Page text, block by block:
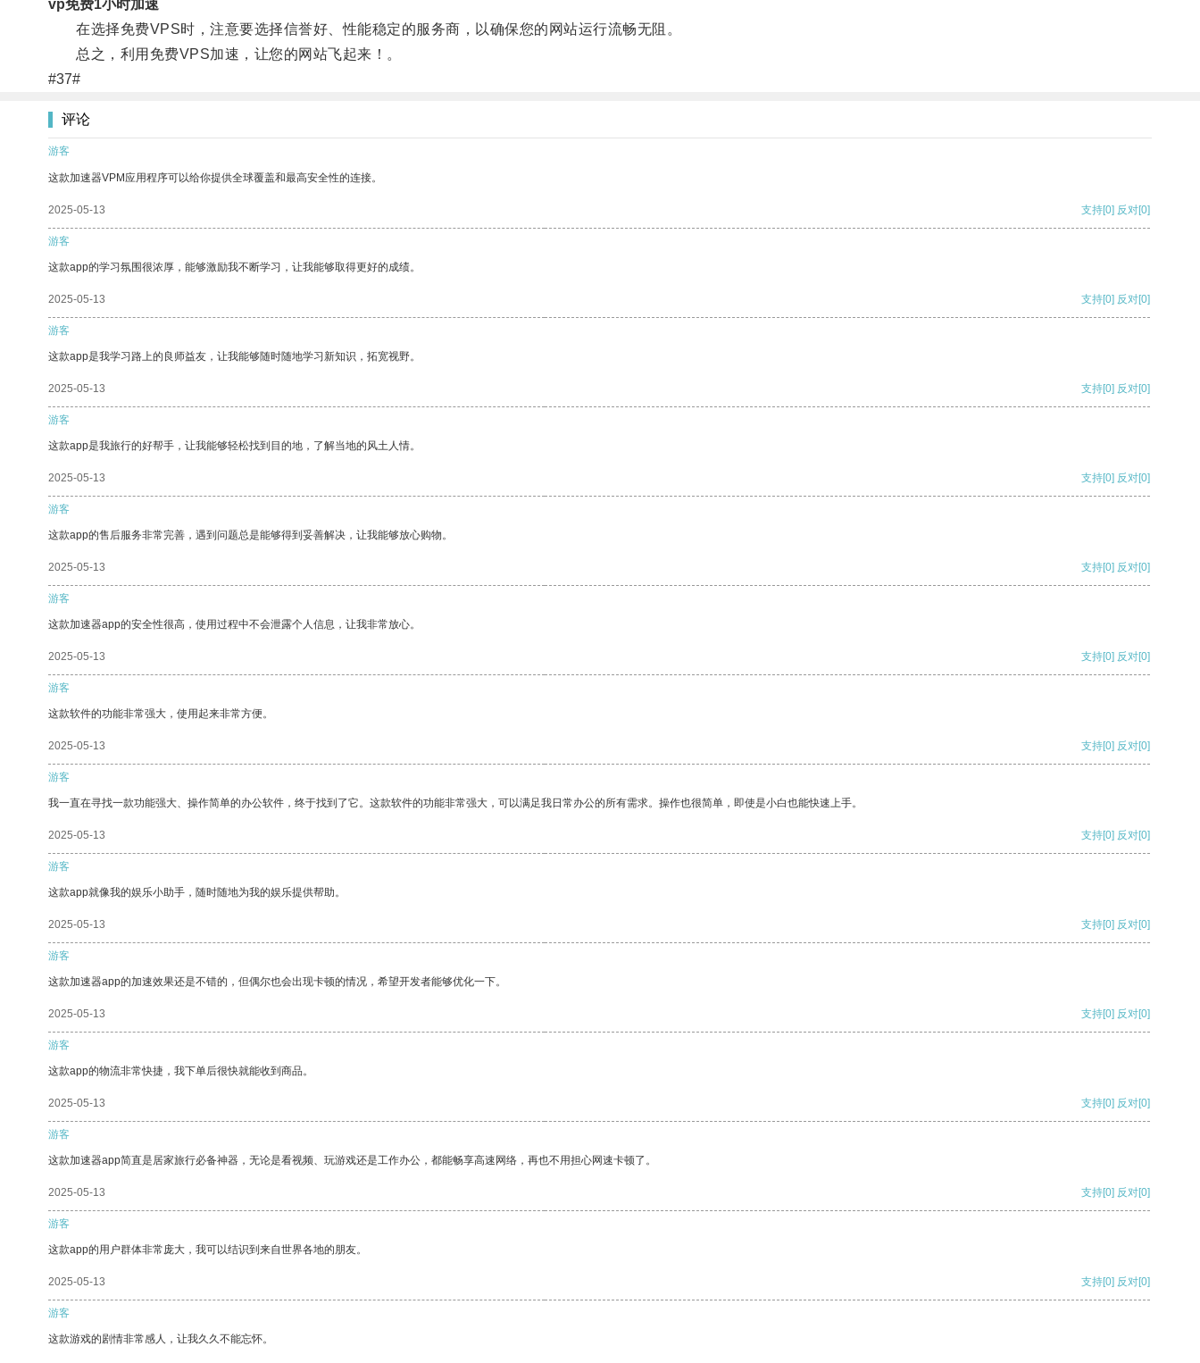
vp免费1小时加速
在选择免费VPS时，注意要选择信誉好、性能稳定的服务商，以确保您的网站运行流畅无阻。
总之，利用免费VPS加速，让您的网站飞起来！。
#37#
评论
游客
这款加速器VPM应用程序可以给你提供全球覆盖和最高安全性的连接。
2025-05-13 支持[0] 反对[0]
游客
这款app的学习氛围很浓厚，能够激励我不断学习，让我能够取得更好的成绩。
2025-05-13 支持[0] 反对[0]
游客
这款app是我学习路上的良师益友，让我能够随时随地学习新知识，拓宽视野。
2025-05-13 支持[0] 反对[0]
游客
这款app是我旅行的好帮手，让我能够轻松找到目的地，了解当地的风土人情。
2025-05-13 支持[0] 反对[0]
游客
这款app的售后服务非常完善，遇到问题总是能够得到妥善解决，让我能够放心购物。
2025-05-13 支持[0] 反对[0]
游客
这款加速器app的安全性很高，使用过程中不会泄露个人信息，让我非常放心。
2025-05-13 支持[0] 反对[0]
游客
这款软件的功能非常强大，使用起来非常方便。
2025-05-13 支持[0] 反对[0]
游客
我一直在寻找一款功能强大、操作简单的办公软件，终于找到了它。这款软件的功能非常强大，可以满足我日常办公的所有需求。操作也很简单，即使是小白也能快速上手。
2025-05-13 支持[0] 反对[0]
游客
这款app就像我的娱乐小助手，随时随地为我的娱乐提供帮助。
2025-05-13 支持[0] 反对[0]
游客
这款加速器app的加速效果还是不错的，但偶尔也会出现卡顿的情况，希望开发者能够优化一下。
2025-05-13 支持[0] 反对[0]
游客
这款app的物流非常快捷，我下单后很快就能收到商品。
2025-05-13 支持[0] 反对[0]
游客
这款加速器app简直是居家旅行必备神器，无论是看视频、玩游戏还是工作办公，都能畅享高速网络，再也不用担心网速卡顿了。
2025-05-13 支持[0] 反对[0]
游客
这款app的用户群体非常庞大，我可以结识到来自世界各地的朋友。
2025-05-13 支持[0] 反对[0]
游客
这款游戏的剧情非常感人，让我久久不能忘怀。